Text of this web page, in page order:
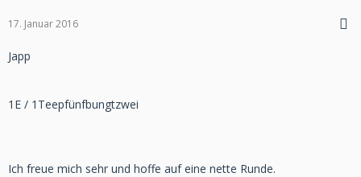
17. Januar 2016
Japp
1E / 1Teepfünfbungtzwei
Ich freue mich sehr und hoffe auf eine nette Runde.